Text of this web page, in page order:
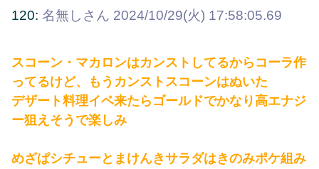
120: 名無しさん 2024/10/29(火) 17:58:05.69
スコーン・マカロンはカンストしてるからコーラ作
ってるけど、もうカンストスコーンはぬいた
デザート料理イベ来たらゴールドでかなり高エナジ
ー狙えそうで楽しみ
めざぱシチューとまけんきサラダはきのみポケ組み